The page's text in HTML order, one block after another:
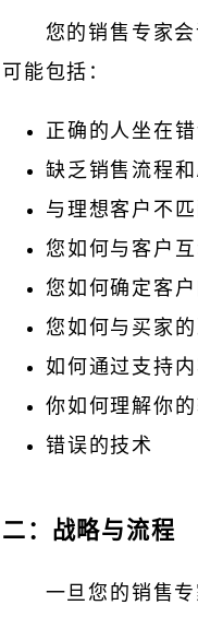
您的销售专家
可能包括：
正确的人坐在
缺乏销售流程
与理想客户不
您如何与客户互
您如何确定客
您如何与买家
如何通过支持
你如何理解你
错误的技术
二：战略与流程
一旦您的销售